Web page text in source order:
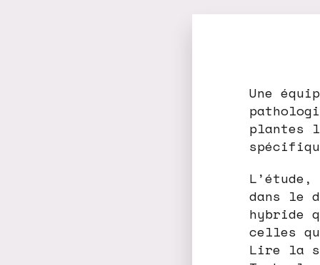
Une
plantes
dans le
hybride
celles
Lire la